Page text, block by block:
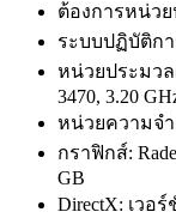
ต้องการหน่ว
ระบบปฏิบัติกา
หน่วยประมวล
3470, 3.20
หน่วยความจำ
กราฟิกส์:
GB
DirectX: เวอร์